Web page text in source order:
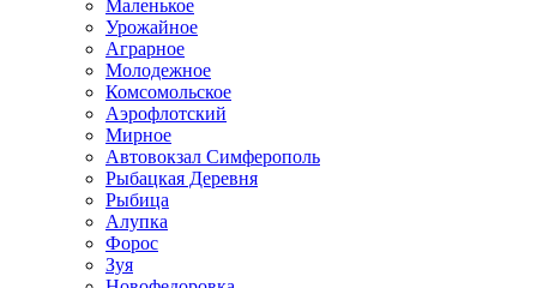
Маленькое
Урожайное
Аграрное
Молодежное
Комсомольское
Аэрофлотский
Мирное
Автовокзал Симферополь
Рыбацкая Деревня
Рыбица
Алупка
Форос
Зуя